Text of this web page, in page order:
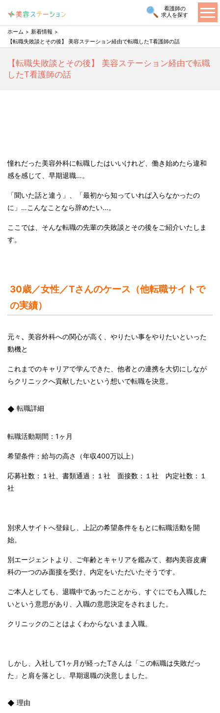
看護師の
求人を探す
ホーム
新着情報
【転職失敗談とその後】 美容ステーション経由で転職したT看護師の話
【転職失敗談とその後】 美容ステーション経由で転職
したT看護師の話
憧れだった美容外科に転職したはいいけれど、働き始めたら違和
感を感じて、早期退職…。
「聞いた話と違う」、「最初から知っていれば入らなかったの
に」 …こんなことなら辞めたい…。
ここでは、そんな転職の先輩の失敗談とその後をご紹介いたしま
す。
30歳／女性／Tさんのケース（他転職サイトで
の実績）
元々 、 美容外科への関心が高く、やりたい事をやりたいといった
動機と
これまでのキャリアで学んできた、他者との連携を大切にしなが
らクリニックへ貢献したいという想いで転職を決意。
転職詳細
転職活動期間： 1ヶ月
希望条件：給与の高さ（年収400万以上）
応募社数：１社、書類通過：１社 面接数：１社 内定社数：１
社
別求人サイトへ登録し、上記の希望条件をもとに転職活動を開
始。
別エージェントより、ご年齢とキャリアを鑑みて、都内美容皮膚
科の一つのみ面接を受け、内定をいただいたそうです。
ご本人としても、退職中であったことから、すぐにでも入職した
いという意思があり、入職の意思決定をされました。
クリニックのことはよくわからないまま入職。
しかし、入社して1ヶ月が経ったTさんは「この転職は失敗だっ
た」と肩を落とし、早期退職の決意しました。
理由